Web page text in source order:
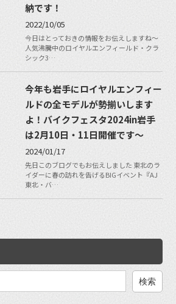
納です！
2022/10/05
今日はとっておきの情報をお伝えしますね〜
人気沸騰中のロイヤルエンフィールド・クラ
シック3…
今年も岩手にロイヤルエンフィー
ルドの全モデルが勢揃いします
よ！バイクフェスタ2024in岩手
は2月10日・11日開催です〜
2024/01/17
先日このブログでもお伝えしました 東北のラ
イダーに春の訪れを告げるBIGイベント『AJ
東北・バ…